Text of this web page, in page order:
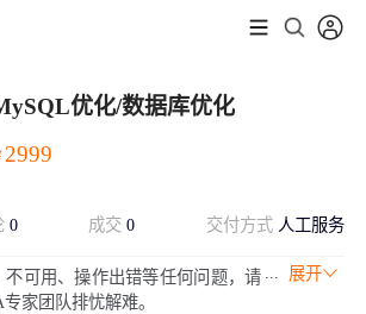
优化/数据库优化
2999
0 成交0 交付方式 人工服务
展开
不可用、操作出错等任何问题，请
家团队排忧解难。